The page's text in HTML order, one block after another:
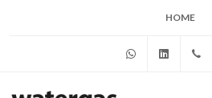
HOME
WhatsApp